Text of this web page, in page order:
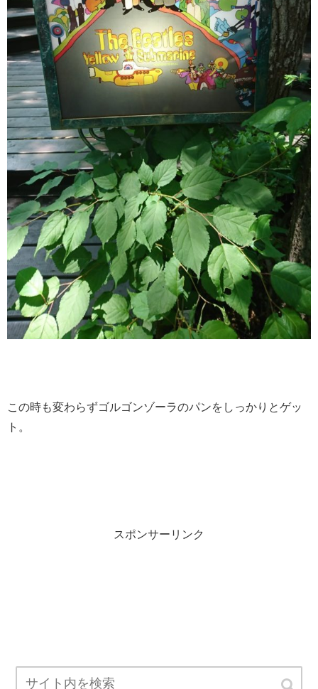
この時も変わらずゴルゴンゾーラのパンをしっかりとゲッ
ト。
スポンサーリンク